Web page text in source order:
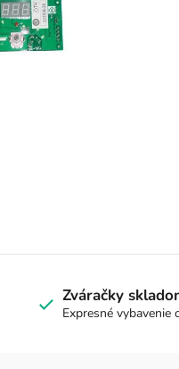
Zváračky
Expresné vybavenie